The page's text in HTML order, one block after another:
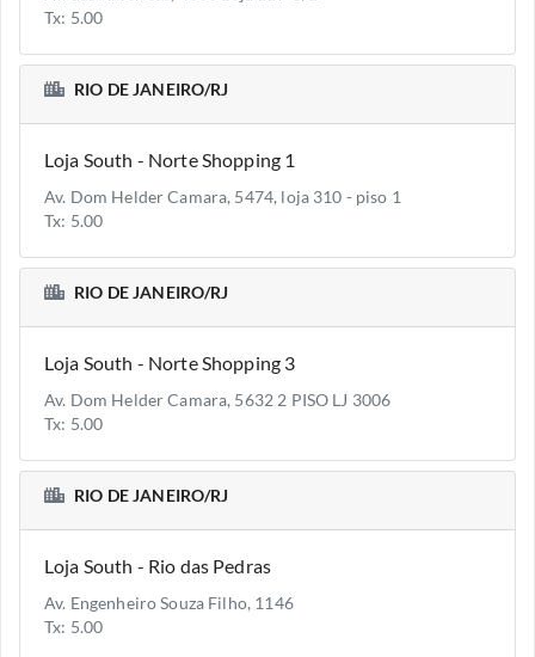
Tx: 5.00
RIO DE JANEIRO/RJ
Loja South - Norte Shopping 1
Av. Dom Helder Camara, 5474, loja 310 - piso 1
Tx: 5.00
RIO DE JANEIRO/RJ
Loja South - Norte Shopping 3
Av. Dom Helder Camara, 5632 2 PISO LJ 3006
Tx: 5.00
RIO DE JANEIRO/RJ
Loja South - Rio das Pedras
Av. Engenheiro Souza Filho, 1146
Tx: 5.00